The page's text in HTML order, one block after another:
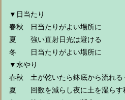
▼日当たり
春秋 日当たりがよい場所に
夏 強い直射日光は避ける
冬 日当たりがよい場所に
▼水やり
春秋 土が乾いたら鉢底から流れる
夏 回数を減らし夜に土を湿らす